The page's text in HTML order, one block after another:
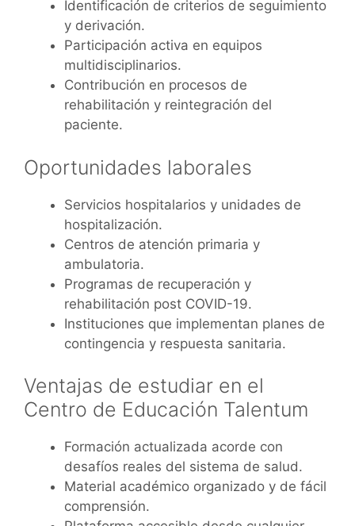
Identificación de criterios de seguimiento
y derivación.
Participación activa en equipos
multidisciplinarios.
Contribución en procesos de
rehabilitación y reintegración del
paciente.
Oportunidades laborales
Servicios hospitalarios y unidades de
hospitalización.
Centros de atención primaria y
ambulatoria.
Programas de recuperación y
rehabilitación post COVID-19.
Instituciones que implementan planes de
contingencia y respuesta sanitaria.
Ventajas de estudiar en el
Centro de Educación Talentum
Formación actualizada acorde con
desafíos reales del sistema de salud.
Material académico organizado y de fácil
comprensión.